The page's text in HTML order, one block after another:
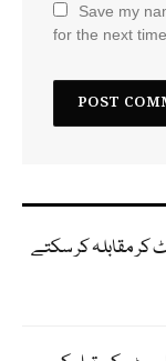
Save my
for the next
کر مقابلہ کر سکتے